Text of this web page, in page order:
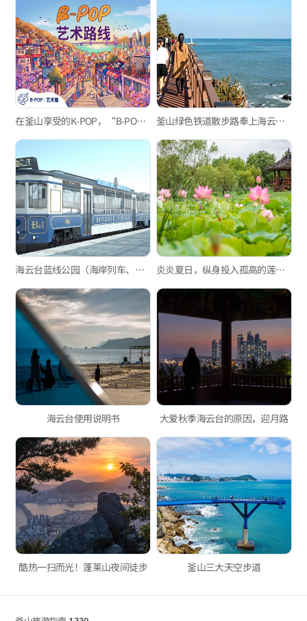
在釜山享受的K-POP，“B-POP”‘艺术’路线 釜山绿色铁道散步路奉上海云台海边列车的浪漫
海云台蓝线公园（海岸列车、天空舱） 炎炎夏日，纵身投入孤高的莲花海洋
海云台使用说明书 大爱秋季海云台的原因，迎月路
酷热一扫而光！蓬莱山夜间徒步 釜山三大天空步道